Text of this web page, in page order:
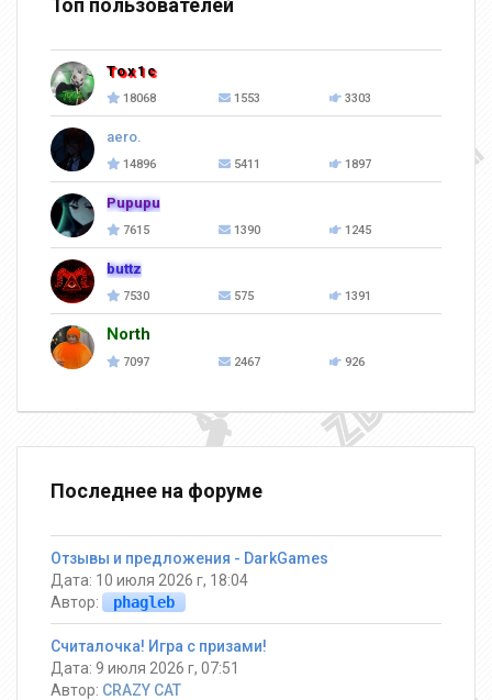
Топ пользователей
Tox1c
18068 1553 3303
aero.
14896 5411 1897
Pupupu
7615 1390 1245
buttz
7530 575 1391
North
7097 2467 926
Последнее на форуме
Отзывы и предложения - DarkGames
Дата: 10 июля 2026 г, 18:04
Автор:
phagleb
Считалочка! Игра с призами!
Дата: 9 июля 2026 г, 07:51
Автор: CRAZY CAT